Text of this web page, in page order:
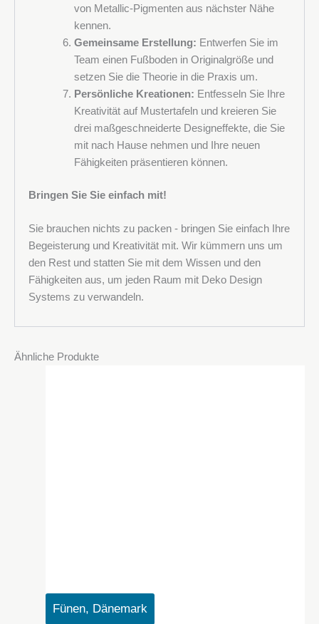
von Metallic-Pigmenten aus nächster Nähe
kennen.
Gemeinsame Erstellung: Entwerfen Sie im
Team einen Fußboden in Originalgröße und
setzen Sie die Theorie in die Praxis um.
Persönliche Kreationen: Entfesseln Sie Ihre
Kreativität auf Mustertafeln und kreieren Sie
drei maßgeschneiderte Designeffekte, die Sie
mit nach Hause nehmen und Ihre neuen
Fähigkeiten präsentieren können.
Bringen Sie Sie einfach mit!
Sie brauchen nichts zu packen - bringen Sie einfach Ihre
Begeisterung und Kreativität mit. Wir kümmern uns um
den Rest und statten Sie mit dem Wissen und den
Fähigkeiten aus, um jeden Raum mit Deko Design
Systems zu verwandeln.
Ähnliche Produkte
Fünen, Dänemark